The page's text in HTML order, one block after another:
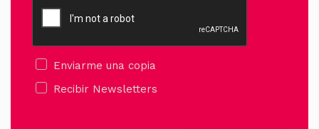
Enviarme una copia
Recibir Newsletters